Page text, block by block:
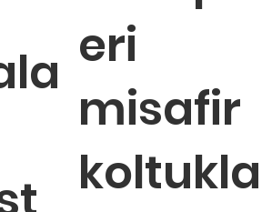
eri
misafir
koltukla